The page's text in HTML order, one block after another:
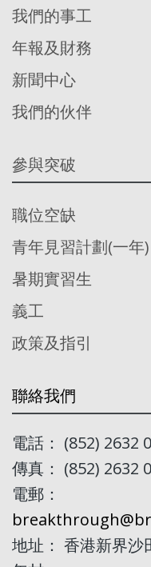
我們的事工
年報及財務
新聞中心
我們的伙伴
參與突破
職位空缺
青年見習計劃(一年)
暑期實習生
義工
政策及指引
聯絡我們
電話： (852) 2632
傳真： (852) 2632
電郵：
地址： 香港新界沙